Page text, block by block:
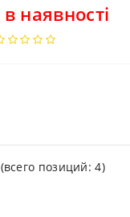
наявності
(всего позиций:4)